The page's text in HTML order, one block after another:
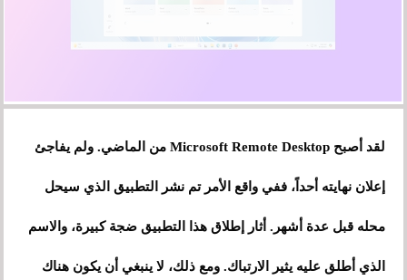
لقد أصبح Microsoft Remote Desktop من الماضي. ولم يفاجئ
إعلان نهايته أحداً، ففي واقع الأمر تم نشر التطبيق الذي سيحل
محله قبل عدة أشهر. أثار إطلاق هذا التطبيق ضجة كبيرة، والاسم
الذي أطلق عليه يثير الارتباك. ومع ذلك، لا ينبغي أن يكون هناك